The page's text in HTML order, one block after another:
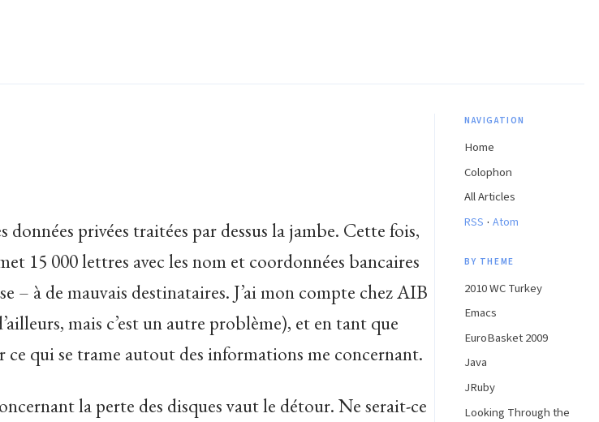
privées traitées par dessus la jambe. Cette fois,
15 000 lettres avec les nom et coordonnées bancaires
– à de mauvais destinataires. J’ai mon compte chez AIB
mais c’est un autre problème), et en tant que
ce qui se trame autout des informations me concernant.
la perte des disques vaut le détour. Ne serait-ce
NAVIGATION
Home
Colophon
All Articles
RSS · Atom
BY THEME
2010 WC Turkey
Emacs
EuroBasket 2009
Java
JRuby
Looking Through the